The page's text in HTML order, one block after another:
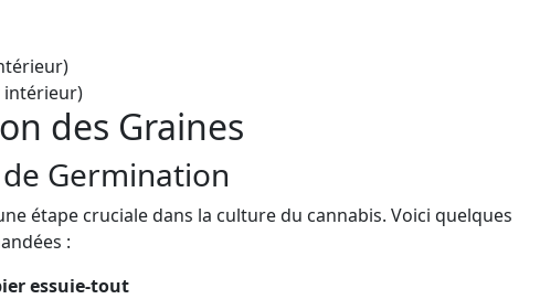
intérieur)
des Graines
Germination
étape cruciale dans la culture du cannabis. Voici quelques
:
essuie-tout